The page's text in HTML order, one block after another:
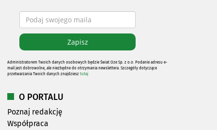
Administratorem Twoich danych osobowych będzie Świat Oze Sp. z o.o. Podanie adresu e-
mail jest dobrowolne, ale niezbędne do otrzymania newslettera. Szczegóły dotyczące
przetwarzania Twoich danych znajdziesz tutaj
O PORTALU
Poznaj redakcję
Współpraca